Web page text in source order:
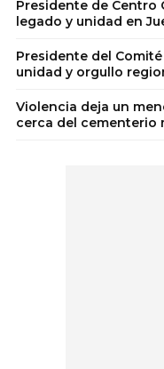
Presidente de Centro
legado y unidad en
Presidente del
unidad y orgullo
Violencia deja un
cerca del cementerio